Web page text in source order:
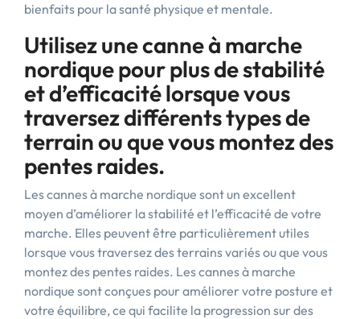
bienfaits pour la santé physique et mentale.
Utilisez une canne à marche
nordique pour plus de stabilité
et d’efficacité lorsque vous
traversez différents types de
terrain ou que vous montez des
pentes raides.
Les cannes à marche nordique sont un excellent
moyen d’améliorer la stabilité et l’efficacité de votre
marche. Elles peuvent être particulièrement utiles
lorsque vous traversez des terrains variés ou que vous
montez des pentes raides. Les cannes à marche
nordique sont conçues pour améliorer votre posture et
votre équilibre, ce qui facilite la progression sur des